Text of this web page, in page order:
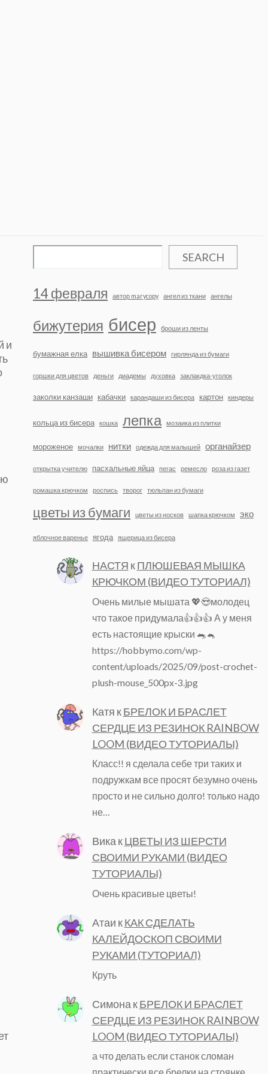
и
SEARCH
14 февраля автор marycopy ангел из ткани ангелы
бижутерия бисер броши из ленты
бумажная елка вышивка бисером гирлянда из бумаги
горшки для цветов деньги диадемы духовка заклакдка-уголок
заколки канзаши кабачки карандаши из бисера картон киндеры
кольца из бисера кошка лепка мозаика из плитки
мороженое мочалки нитки одежда для малышей органайзер
открытка учителю пасхальные яйца пегас ремесло роза из газет
ромашка крючком роспись творог тюльпан из бумаги
цветы из бумаги цветы из носков шапка крючком эко
яблочное варенье ягода ящерица из бисера
НАСТЯ кПЛЮШЕВАЯ МЫШКА
КРЮЧКОМ (ВИДЕО ТУТОРИАЛ)
Очень милые мышата 💖😍молодец
что такое придумала👍👍👍 А у меня
есть настоящие крыски 🐀🐁
https://hobbymo.com/wp-
content/uploads/2025/09/post-crochet-
plush-mouse_500px-3.jpg
Катя кБРЕЛОК И БРАСЛЕТ
СЕРДЦЕ ИЗ РЕЗИНОК RAINBOW
LOOM (ВИДЕО ТУТОРИАЛЫ)
Класс!! я сделала себе три таких и
подружкам все просят безумно очень
просто и не сильно долго! только надо
не…
ВикакЦВЕТЫ ИЗ ШЕРСТИ
СВОИМИ РУКАМИ (ВИДЕО
ТУТОРИАЛЫ)
Очень красивые цветы!
Атаи кКАК СДЕЛАТЬ
КАЛЕЙДОСКОП СВОИМИ
РУКАМИ (ТУТОРИАЛ)
Круть
Симона кБРЕЛОК И БРАСЛЕТ
СЕРДЦЕ ИЗ РЕЗИНОК RAINBOW
LOOM (ВИДЕО ТУТОРИАЛЫ)
а что делать если станок сломан